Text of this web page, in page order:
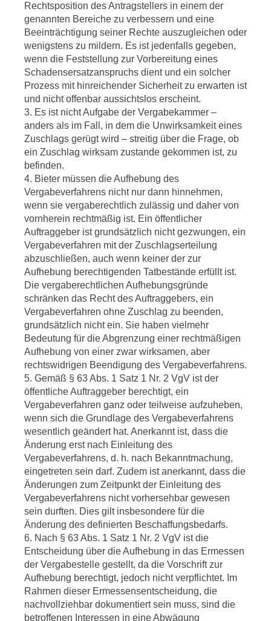
Rechtsposition des Antragstellers in einem der
genannten Bereiche zu verbessern und eine
Beeinträchtigung seiner Rechte auszugleichen oder
wenigstens zu mildern. Es ist jedenfalls gegeben,
wenn die Feststellung zur Vorbereitung eines
Schadensersatzanspruchs dient und ein solcher
Prozess mit hinreichender Sicherheit zu erwarten ist
und nicht offenbar aussichtslos erscheint.
3. Es ist nicht Aufgabe der Vergabekammer –
anders als im Fall, in dem die Unwirksamkeit eines
Zuschlags gerügt wird – streitig über die Frage, ob
ein Zuschlag wirksam zustande gekommen ist, zu
befinden.
4. Bieter müssen die Aufhebung des
Vergabeverfahrens nicht nur dann hinnehmen,
wenn sie vergaberechtlich zulässig und daher von
vornherein rechtmäßig ist. Ein öffentlicher
Auftraggeber ist grundsätzlich nicht gezwungen, ein
Vergabeverfahren mit der Zuschlagserteilung
abzuschließen, auch wenn keiner der zur
Aufhebung berechtigenden Tatbestände erfüllt ist.
Die vergaberechtlichen Aufhebungsgründe
schränken das Recht des Auftraggebers, ein
Vergabeverfahren ohne Zuschlag zu beenden,
grundsätzlich nicht ein. Sie haben vielmehr
Bedeutung für die Abgrenzung einer rechtmäßigen
Aufhebung von einer zwar wirksamen, aber
rechtswidrigen Beendigung des Vergabeverfahrens.
5. Gemäß § 63 Abs. 1 Satz 1 Nr. 2 VgV ist der
öffentliche Auftraggeber berechtigt, ein
Vergabeverfahren ganz oder teilweise aufzuheben,
wenn sich die Grundlage des Vergabeverfahrens
wesentlich geändert hat. Anerkannt ist, dass die
Änderung erst nach Einleitung des
Vergabeverfahrens, d. h. nach Bekanntmachung,
eingetreten sein darf. Zudem ist anerkannt, dass die
Änderungen zum Zeitpunkt der Einleitung des
Vergabeverfahrens nicht vorhersehbar gewesen
sein durften. Dies gilt insbesondere für die
Änderung des definierten Beschaffungsbedarfs.
6. Nach § 63 Abs. 1 Satz 1 Nr. 2 VgV ist die
Entscheidung über die Aufhebung in das Ermessen
der Vergabestelle gestellt, da die Vorschrift zur
Aufhebung berechtigt, jedoch nicht verpflichtet. Im
Rahmen dieser Ermessensentscheidung, die
nachvollziehbar dokumentiert sein muss, sind die
betroffenen Interessen in eine Abwägung